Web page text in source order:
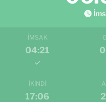
İMSAK
04:21
İKINDI
17:06